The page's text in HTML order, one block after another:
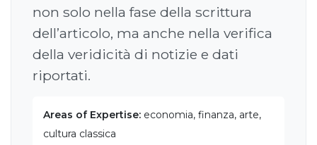
non solo nella fase della scrittura
dell’articolo, ma anche nella verifica
della veridicità di notizie e dati
riportati.
Areas of Expertise: economia, finanza, arte,
cultura classica